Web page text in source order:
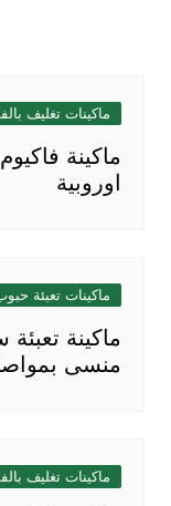
ماكينات تغليف
ماكينة
اوروبية
ماكينات تعبئة
ماكينة
منسى
ماكينات تغليف